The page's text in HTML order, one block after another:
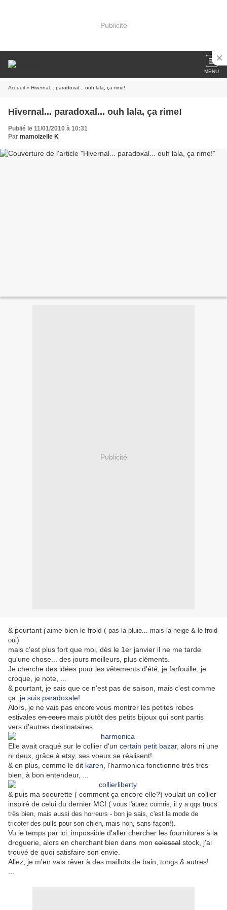
Publicité
MENU
Accueil » Hivernal... paradoxal... ouh lala, ça rime!
Hivernal... paradoxal... ouh lala, ça rime!
Publié le 11/01/2010 à 10:31
Par mamoizelle K
Publicité
& pourtant j'aime bien le froid ( pas la pluie... mais la neige & le froid
oui)
mais c'est plus fort que moi, dès le 1er janvier il ne me tarde
qu'une chose... des jours meilleurs, plus cléments.
Je cherche des idées pour les vêtements d'été, je farfouille, je
croque, je note, ...
& pourtant, je sais que ce n'est pas de saison, mais c'est comme
ça, je suis paradoxale!
Alors, je ne vais pas encore vous montrer les petites robes
estivales en cours mais plutôt des petits bijoux qui sont partis
vers d'autres destinataires.
Elle avait craqué sur le collier d'un certain petit bazar, alors ni une
ni deux, grâce à etsy, ses voeux se réalisent!
& en plus, comme le dit karen , l'harmonica fonctionne très très
bien, à bon entendeur, ...
& puis ma soeurette ( comment ça encore elle?) voulait un collier
inspiré de celui du dernier MCI ( vous l'aurez comris, il y a qqs trucs
très bien, mais aussi des horreurs - bon je sais, c'est la mode de
tricoter des pulls pour son chien, mais non, sans façon!).
Vu le temps par ici, impossible d'aller chercher les fournitures à la
droguerie, alors en cherchant bien dans mon colossal stock, j'ai
trouvé de quoi satisfaire son envie.
Allez, je m'en vais rêver à des maillots de bain, tongs & autres!